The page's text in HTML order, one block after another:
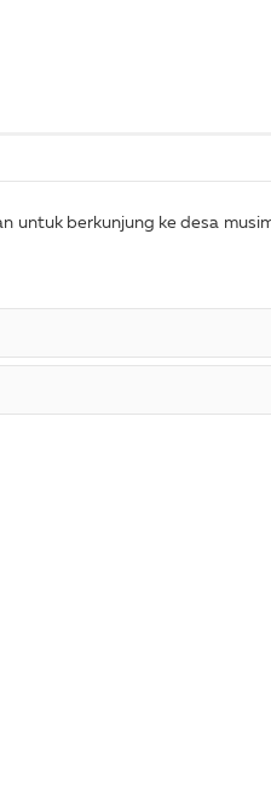
untuk berkunjung ke desa